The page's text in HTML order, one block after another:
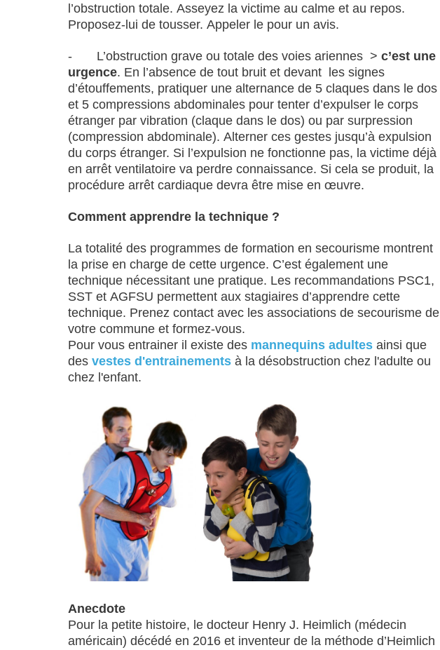
l’obstruction totale. Asseyez la victime au calme et au repos.
Proposez-lui de tousser. Appeler le pour un avis.
- L’obstruction grave ou totale des voies ariennes > c’est une
urgence. En l’absence de tout bruit et devant les signes
d’étouffements, pratiquer une alternance de 5 claques dans le dos
et 5 compressions abdominales pour tenter d’expulser le corps
étranger par vibration (claque dans le dos) ou par surpression
(compression abdominale). Alterner ces gestes jusqu’à expulsion
du corps étranger. Si l’expulsion ne fonctionne pas, la victime déjà
en arrêt ventilatoire va perdre connaissance. Si cela se produit, la
procédure arrêt cardiaque devra être mise en œuvre.
Comment apprendre la technique ?
La totalité des programmes de formation en secourisme montrent
la prise en charge de cette urgence. C’est également une
technique nécessitant une pratique. Les recommandations PSC1,
SST et AGFSU permettent aux stagiaires d’apprendre cette
technique. Prenez contact avec les associations de secourisme de
votre commune et formez-vous.
Pour vous entrainer il existe des mannequins adultes ainsi que
des vestes d'entrainements à la désobstruction chez l'adulte ou
chez l'enfant.
Anecdote
Pour la petite histoire, le docteur Henry J. Heimlich (médecin
américain) décédé en 2016 et inventeur de la méthode d’Heimlich